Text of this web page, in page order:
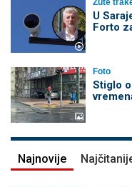
Žute
U
Forto
Foto
Stiglo
Najnovije